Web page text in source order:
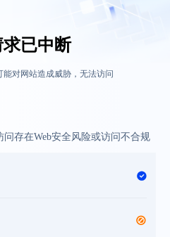
已中断
对网站造成威胁，无法访问
存在Web安全风险或访问不合规